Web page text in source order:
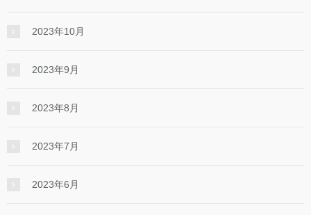
2023年10月
2023年9月
2023年8月
2023年7月
2023年6月